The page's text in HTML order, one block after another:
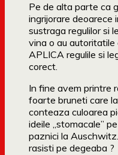
Pe de alta parte ca
ingrijorare deoarece
sustraga regulilor si
vina o au autoritatile
APLICA regulile si
corect.
In fine avem printre
foarte bruneti care
conteaza culoarea
ideile „stomacale”
paznici la
rasisti pe degeaba ?